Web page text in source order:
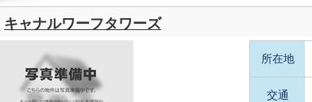
キャナルワーフタワーズ
所在地
交通